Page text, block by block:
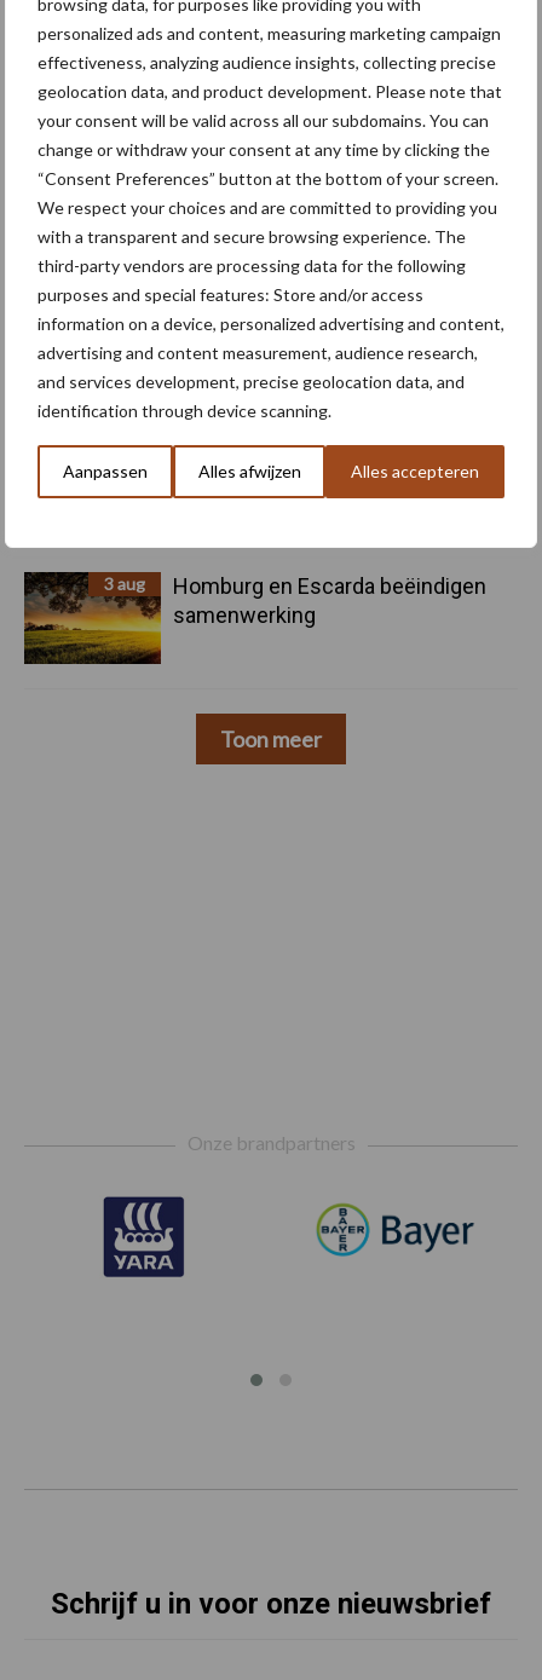
personalized ads and content, measuring marketing campaign
effectiveness, analyzing audience insights, collecting precise
geolocation data, and product development. Please note that
your consent will be valid across all our subdomains. You can
change or withdraw your consent at any time by clicking the
“Consent Preferences” button at the bottom of your screen.
We respect your choices and are committed to providing you
with a transparent and secure browsing experience. The
third-party vendors are processing data for the following
purposes and special features: Store and/or access
information on a device, personalized advertising and content,
advertising and content measurement, audience research,
and services development, precise geolocation data, and
identification through device scanning.
Aanpassen Alles afwijzen Alles accepteren
Primaire
Sidebar
Recent nieuws Partner nieuws
6 aug
"Hoge verwachtingen van schijven
voor kouters"
5 aug
Oogst biologische aardappelen in
volle gang
5 aug
Nieuwe compacte gedragen
pootcombinatie van AVR
4 aug Bruggen bouwen naar Oost-Europa
3 aug
Homburg en Escarda beëindigen
samenwerking
Toon meer
Onze brandpartners
Schrijf u in voor onze nieuwsbrief